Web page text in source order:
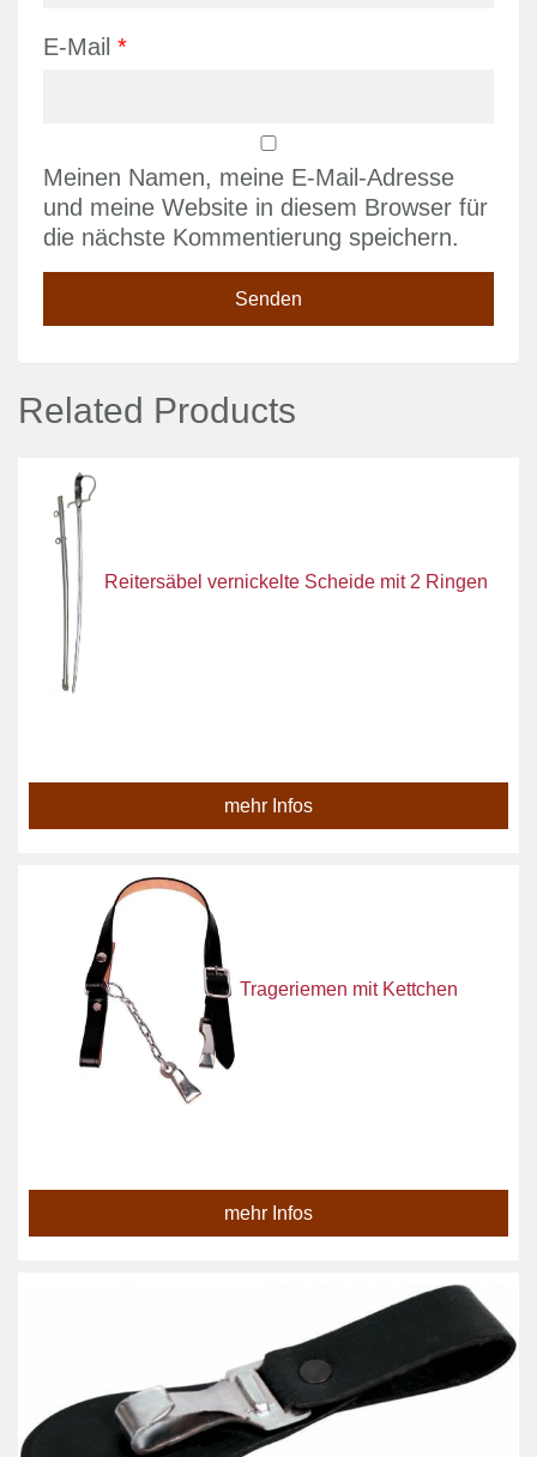
E-Mail *
Meinen Namen, meine E-Mail-Adresse
und meine Website in diesem Browser für
die nächste Kommentierung speichern.
Related Products
Reitersäbel vernickelte Scheide mit 2 Ringen
mehr Infos
Trageriemen mit Kettchen
mehr Infos